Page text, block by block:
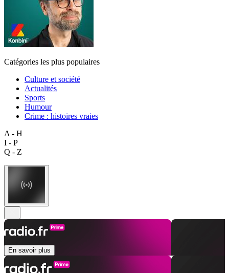
Catégories les plus populaires
Culture et société
Actualités
Sports
Humour
Crime : histoires vraies
A - H
I - P
Q - Z
En savoir plus